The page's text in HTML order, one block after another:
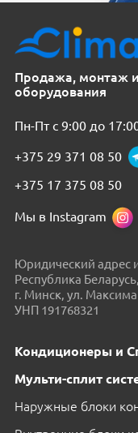
Продажа, монтаж
оборудования
Пн-Пт с 9:00 до
+375 29 371 08 50
+375 17 375 08 50
Мы в Instagram
Юридический адрес
Республика
г. Минск, ул.
УНП 191768321
Кондиционеры и
Мульти-сплит
Наружные блоки